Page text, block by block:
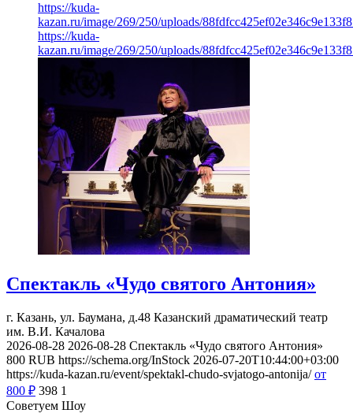
https://kuda-
kazan.ru/image/269/250/uploads/
https://kuda-
kazan.ru/image/269/250/uploads/
Спектакль «Чудо святого Антония»
г. Казань, ул. Баумана, д.48 Казанский драматический театр
им. В.И. Качалова
2026-08-28 2026-08-28 Спектакль «Чудо святого Антония»
800 RUB https://schema.org/InStock 2026-07-20T10:44:00+03:00
https://kuda-kazan.ru/event/spektakl-chudo-svjatogo-antonija/ от
800 ₽ 398 1
Советуем Шоу